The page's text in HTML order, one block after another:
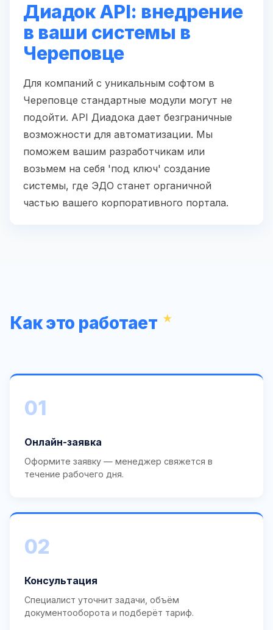
Диадок API: внедрение
в ваши системы в
Череповце
Для компаний с уникальным софтом в
Череповце стандартные модули могут не
подойти. API Диадока дает безграничные
возможности для автоматизации. Мы
поможем вашим разработчикам или
возьмем на себя 'под ключ' создание
системы, где ЭДО станет органичной
частью вашего корпоративного портала.
Как это работает
01
Онлайн-заявка
Оформите заявку — менеджер свяжется в
течение рабочего дня.
02
Консультация
Специалист уточнит задачи, объём
документооборота и подберёт тариф.